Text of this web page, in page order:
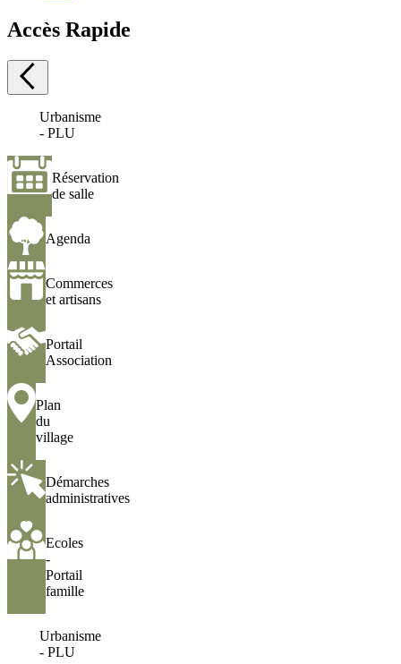
Accès Rapide
Urbanisme
- PLU
Réservation
de
salle
Réservation
de salle
Agenda
Agenda
Commerces
et
artisans
Commerces
et artisans
Portail
Association
Portail
Association
Plan
du
village
Plan
du
village
Démarches
administratives
Démarches
administratives
Ecoles
-
Portail
Ecoles
-
Portail
famille
Urbanisme
- PLU